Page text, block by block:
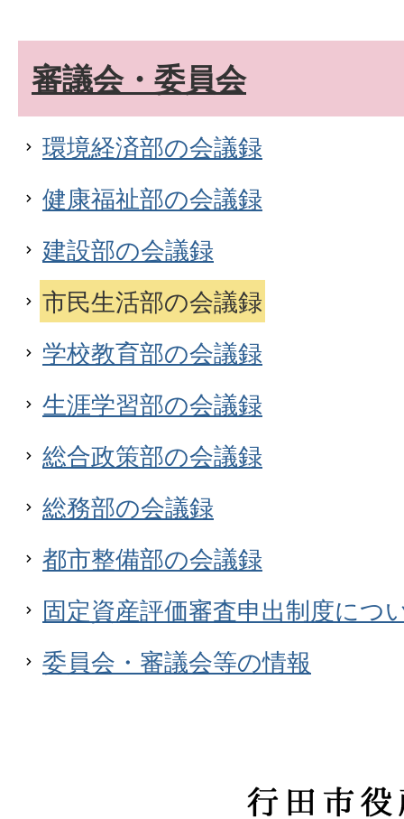
審議会・委員会
環境経済部の会議録
健康福祉部の会議録
建設部の会議録
市民生活部の会議録
学校教育部の会議録
生涯学習部の会議録
総合政策部の会議録
総務部の会議録
都市整備部の会議録
固定資産評価審査申出制度につ
委員会・審議会等の情報
行